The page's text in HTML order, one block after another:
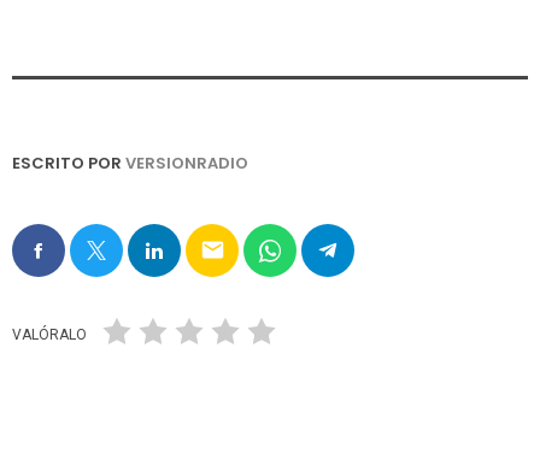
ESCRITO POR VERSIONRADIO
email
VALÓRALO